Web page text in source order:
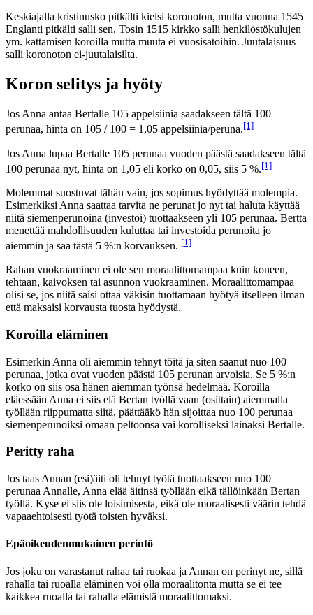
Keskiajalla kristinusko pitkälti kielsi koronoton, mutta vuonna 1545
Englanti pitkälti salli sen. Tosin 1515 kirkko salli henkilöstökulujen
ym. kattamisen koroilla mutta muuta ei vuosisatoihin. Juutalaisuus
salli koronoton ei-juutalaisilta.
Koron selitys ja hyöty
Jos Anna antaa Bertalle 105 appelsiinia saadakseen tältä 100
perunaa, hinta on 105 / 100 = 1,05 appelsiinia/peruna.[1]
Jos Anna lupaa Bertalle 105 perunaa vuoden päästä saadakseen tältä
100 perunaa nyt, hinta on 1,05 eli korko on 0,05, siis 5 %.[1]
Molemmat suostuvat tähän vain, jos sopimus hyödyttää molempia.
Esimerkiksi Anna saattaa tarvita ne perunat jo nyt tai haluta käyttää
niitä siemenperunoina (investoi) tuottaakseen yli 105 perunaa. Bertta
menettää mahdollisuuden kuluttaa tai investoida perunoita jo
aiemmin ja saa tästä 5 %:n korvauksen. [1]
Rahan vuokraaminen ei ole sen moraalittomampaa kuin koneen,
tehtaan, kaivoksen tai asunnon vuokraaminen. Moraalittomampaa
olisi se, jos niitä saisi ottaa väkisin tuottamaan hyötyä itselleen ilman
että maksaisi korvausta tuosta hyödystä.
Koroilla eläminen
Esimerkin Anna oli aiemmin tehnyt töitä ja siten saanut nuo 100
perunaa, jotka ovat vuoden päästä 105 perunan arvoisia. Se 5 %:n
korko on siis osa hänen aiemman työnsä hedelmää. Koroilla
eläessään Anna ei siis elä Bertan työllä vaan (osittain) aiemmalla
työllään riippumatta siitä, päättääkö hän sijoittaa nuo 100 perunaa
siemenperunoiksi omaan peltoonsa vai korolliseksi lainaksi Bertalle.
Peritty raha
Jos taas Annan (esi)äiti oli tehnyt työtä tuottaakseen nuo 100
perunaa Annalle, Anna elää äitinsä työllään eikä tällöinkään Bertan
työllä. Kyse ei siis ole loisimisesta, eikä ole moraalisesti väärin tehdä
vapaaehtoisesti työtä toisten hyväksi.
Epäoikeudenmukainen perintö
Jos joku on varastanut rahaa tai ruokaa ja Annan on perinyt ne, sillä
rahalla tai ruoalla eläminen voi olla moraalitonta mutta se ei tee
kaikkea ruoalla tai rahalla elämistä moraalittomaksi.